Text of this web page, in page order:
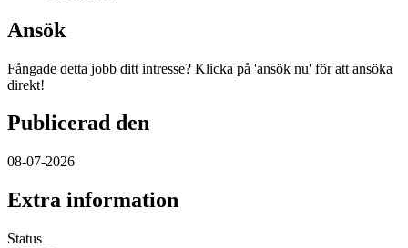
Ansök
Fångade detta jobb ditt intresse? Klicka på 'ansök nu' för att ansöka
direkt!
Publicerad den
08-07-2026
Extra information
Status